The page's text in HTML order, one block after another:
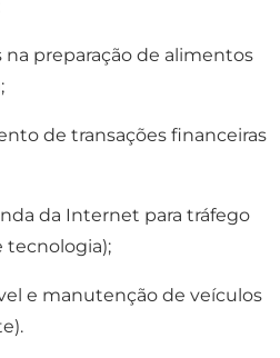
preparação de alimentos
de transações financeiras
da Internet para tráfego
tecnologia);
e manutenção de veículos